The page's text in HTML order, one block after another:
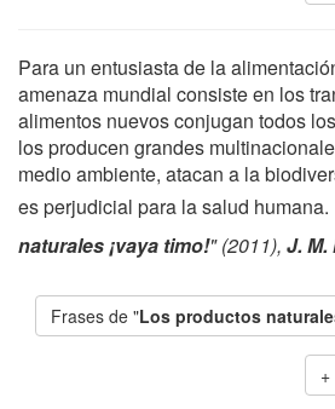
Para un entusiasta de la
amenaza mundial consiste en los
alimentos nuevos conjugan todos
los producen grandes
medio ambiente, atacan a la
es perjudicial para la salud humana.
naturales ¡vaya timo!" (2011), J. M.
Frases de "Los productos